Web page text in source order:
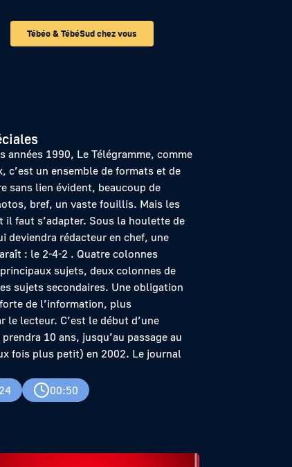
Tébéo & TébéSud chez vous
années 1990, Le Télégramme, comme
c’est un ensemble de formats et de
sans lien évident, beaucoup de
bref, un vaste fouillis. Mais les
il faut s’adapter. Sous la houlette de
deviendra rédacteur en chef, une
: le 2-4-2 . Quatre colonnes
sujets, deux colonnes de
sujets secondaires. Une obligation
de l’information, plus
le lecteur. C’est le début d’une
10 ans, jusqu’au passage au
fois plus petit) en 2002. Le journal
00:50